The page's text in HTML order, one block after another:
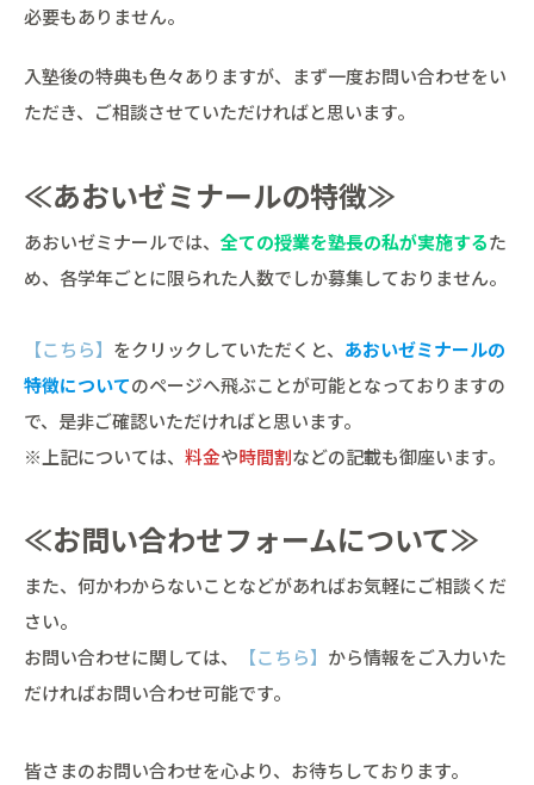
必要もありません。
入塾後の特典も色々ありますが、まず一度お問い合わせをい
ただき、ご相談させていただければと思います。
≪あおいゼミナールの特徴≫
あおいゼミナールでは、 全ての授業を塾長の私が実施するた
め、各学年ごとに限られた人数でしか募集しておりません。
【こちら】 をクリックしていただくと、 あおいゼミナールの
特徴についてのページへ飛ぶことが可能となっておりますの
で、是非ご確認いただければと思います。
※上記については、 料金や時間割などの記載も御座います。
≪お問い合わせフォームについて≫
また、何かわからないことなどがあればお気軽にご相談くだ
さい。
お問い合わせに関しては、
【こちら】 から情報をご入力いた
だければお問い合わせ可能です。
皆さまのお問い合わせを心より、お待ちしております。